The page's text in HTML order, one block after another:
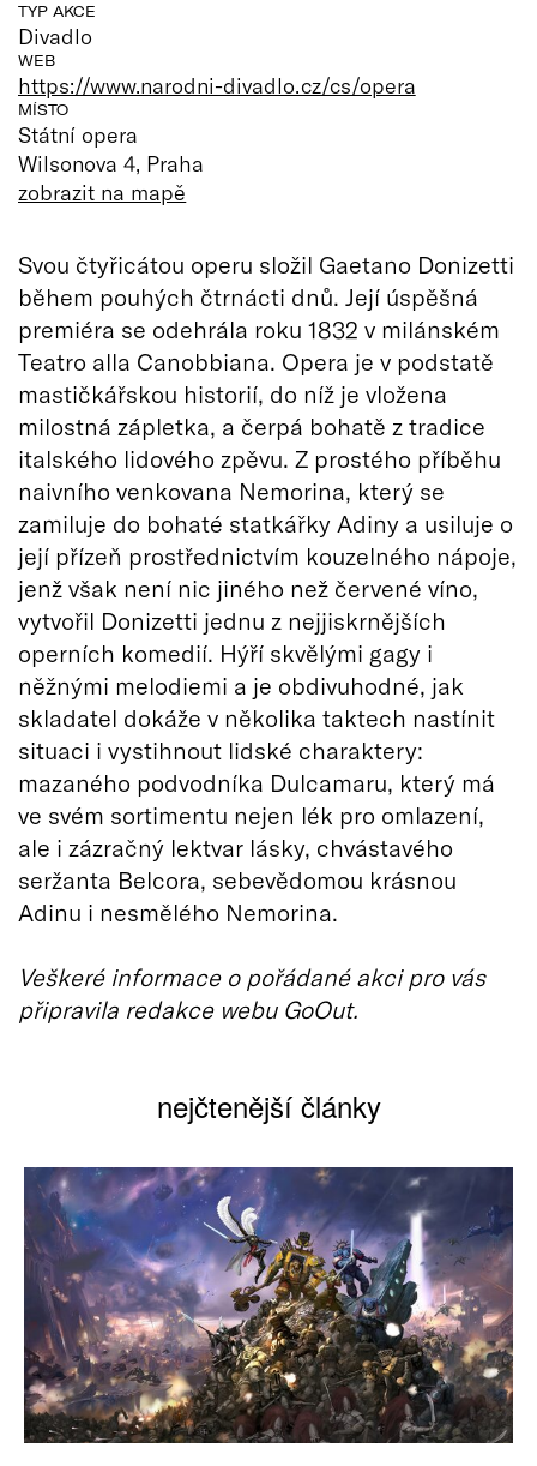
TYP AKCE
Divadlo
WEB
https://www.narodni-divadlo.cz/cs/opera
MÍSTO
Státní opera
Wilsonova 4, Praha
zobrazit na mapě
Svou čtyřicátou operu složil Gaetano Donizetti
během pouhých čtrnácti dnů. Její úspěšná
premiéra se odehrála roku 1832 v milánském
Teatro alla Canobbiana. Opera je v podstatě
mastičkářskou historií, do níž je vložena
milostná zápletka, a čerpá bohatě z tradice
italského lidového zpěvu. Z prostého příběhu
naivního venkovana Nemorina, který se
zamiluje do bohaté statkářky Adiny a usiluje o
její přízeň prostřednictvím kouzelného nápoje,
jenž však není nic jiného než červené víno,
vytvořil Donizetti jednu z nejjiskrnějších
operních komedií. Hýří skvělými gagy i
něžnými melodiemi a je obdivuhodné, jak
skladatel dokáže v několika taktech nastínit
situaci i vystihnout lidské charaktery:
mazaného podvodníka Dulcamaru, který má
ve svém sortimentu nejen lék pro omlazení,
ale i zázračný lektvar lásky, chvástavého
seržanta Belcora, sebevědomou krásnou
Adinu i nesmělého Nemorina.
Veškeré informace o pořádané akci pro vás
připravila redakce webu GoOut.
nejčtenější články